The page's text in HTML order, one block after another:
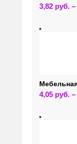
3,82 руб. –
4,05 руб.